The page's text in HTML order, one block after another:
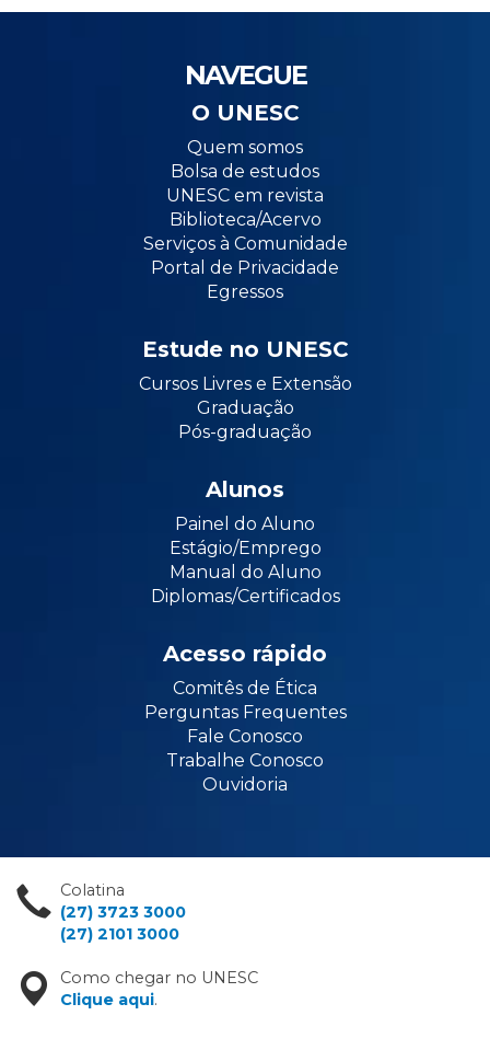
NAVEGUE
O UNESC
Quem somos
Bolsa de estudos
UNESC em revista
Biblioteca/Acervo
Serviços à Comunidade
Portal de Privacidade
Egressos
Estude no UNESC
Cursos Livres e Extensão
Graduação
Pós-graduação
Alunos
Painel do Aluno
Estágio/Emprego
Manual do Aluno
Diplomas/Certificados
Acesso rápido
Comitês de Ética
Perguntas Frequentes
Fale Conosco
Trabalhe Conosco
Ouvidoria
Colatina
(27) 3723 3000
(27) 2101 3000
Como chegar no UNESC
Clique aqui.